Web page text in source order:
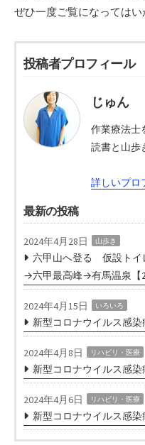
ぜひ一度ご覧になってはい
投稿者プロフィール
じゅん
作業療法士
読書と山歩
詳しいプロ
最新の投稿
2024年4月28日 山歩き
六甲山へ登る 仮設ト
→六甲最高峰→有馬温泉【
2024年4月15日 いろいろ
新型コロナウイルス感
2024年4月8日 リハビリ・医療
新型コロナウイルス感
2024年4月6日 リハビリ・医療
新型コロナウイルス感